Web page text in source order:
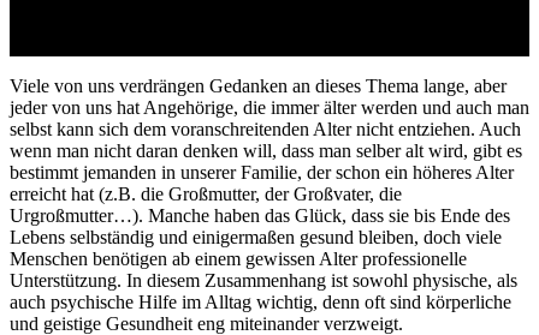
Viele von uns verdrängen Gedanken an dieses Thema lange, aber
jeder von uns hat Angehörige, die immer älter werden und auch man
selbst kann sich dem voranschreitenden Alter nicht entziehen. Auch
wenn man nicht daran denken will, dass man selber alt wird, gibt es
bestimmt jemanden in unserer Familie, der schon ein höheres Alter
erreicht hat (z.B. die Großmutter, der Großvater, die
Urgroßmutter…). Manche haben das Glück, dass sie bis Ende des
Lebens selbständig und einigermaßen gesund bleiben, doch viele
Menschen benötigen ab einem gewissen Alter professionelle
Unterstützung. In diesem Zusammenhang ist sowohl physische, als
auch psychische Hilfe im Alltag wichtig, denn oft sind körperliche
und geistige Gesundheit eng miteinander verzweigt.